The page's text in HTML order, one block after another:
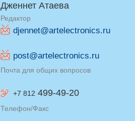
Дженнет Атаева
Редактор
djennet@artelectronics.ru
post@artelectronics.ru
Почта для общих вопросов
+7 812 499-49-20
Телефон/Факс